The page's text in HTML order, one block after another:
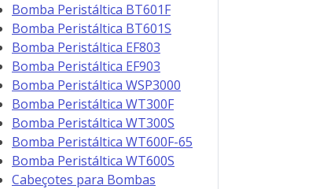
Bomba Peristáltica BT601F
Bomba Peristáltica BT601S
Bomba Peristáltica EF803
Bomba Peristáltica EF903
Bomba Peristáltica WSP3000
Bomba Peristáltica WT300F
Bomba Peristáltica WT300S
Bomba Peristáltica WT600F-65
Bomba Peristáltica WT600S
Cabeçotes para Bombas